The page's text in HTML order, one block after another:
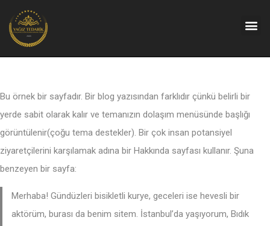
Bu örnek bir sayfadır. Bir blog yazısından farklıdır çünkü belirli bir
yerde sabit olarak kalır ve temanızın dolaşım menüsünde başlığı
görüntülenir(çoğu tema destekler). Bir çok insan potansiyel
ziyaretçilerini karşılamak adına bir Hakkında sayfası kullanır. Şuna
benzeyen bir sayfa:
Merhaba! Gündüzleri bisikletli kurye, geceleri ise hevesli bir
aktörüm, burası da benim sitem. İstanbul’da yaşıyorum, Bıdık